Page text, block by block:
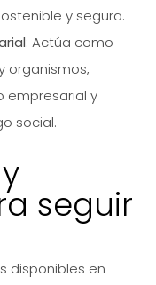
y segura.
: Actúa como
organismos,
empresarial y
social.
seguir
disponibles en